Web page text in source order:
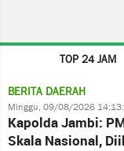
TOP 24 JAM
BERITA DAERAH
Minggu, 09/08/2026
Kapolda Jambi:
Skala Nasional,